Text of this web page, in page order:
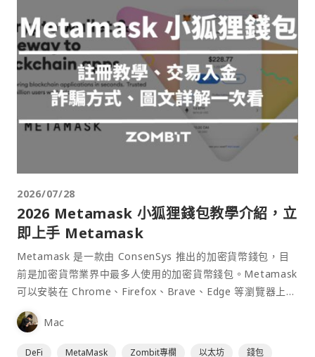
2026/07/28
2026 Metamask 小狐狸錢包教學介紹，立
即上手 Metamask
Metamask 是一款由 ConsenSys 推出的加密貨幣錢包，目
前是加密貨幣業界中最多人使用的加密貨幣錢包。Metamask
可以安裝在 Chrome、Firefox、Brave、Edge 等瀏覽器上作
為插件使用，具備許多功能且使用上非常方便。
Mac
DeFi MetaMask Zombit專欄 以太坊 錢包